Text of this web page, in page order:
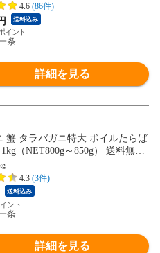
4.6 (86件)
送料込み
条
詳細を見る
蟹 タラバガニ特大 ボイルたらば
（NET800g～850g） 送料無料
ラバ蟹1kg]
4.3 (3件)
送料込み
条
詳細を見る